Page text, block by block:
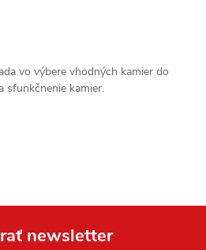
vo výbere vhodných kamier do
sfunkčnenie kamier.
newsletter